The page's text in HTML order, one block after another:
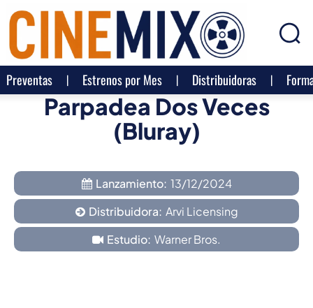
Preventas Estrenos por Mes Distribuidoras
Parpadea Dos Veces
(Bluray)
Lanzamiento: 13/12/2024
Distribuidora: Arvi Licensing
Estudio: Warner Bros.